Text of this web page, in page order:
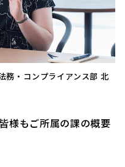
務・コンプライアンス部 北
様もご所属の課の概要